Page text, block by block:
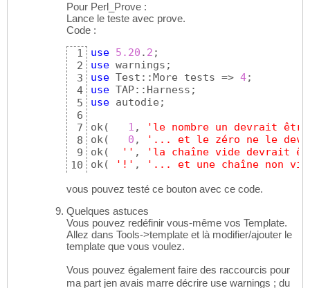
Pour Perl_Prove :
Lance le teste avec prove.
Code :
1
2
3
4
5
6
7
8
9
10
12
use 5.20 . 2
use
use Test::More tests => 4
use
use autodie;
ok( 1 ,
'le nombre un devrait
ok( 0 ,
'... et le zéro ne le
ok( '' ,
'la chaîne vide devrait
ok( '!' ,
'... et une chaîne non
done_testing ();
vous pouvez testé ce bouton avec ce code.
Quelques astuces
Vous pouvez redéfinir vous-même vos Template.
Allez dans Tools->template et là modifier/ajouter le
template que vous voulez.
Vous pouvez également faire des raccourcis pour
ma part jen avais marre décrire use warnings ; du